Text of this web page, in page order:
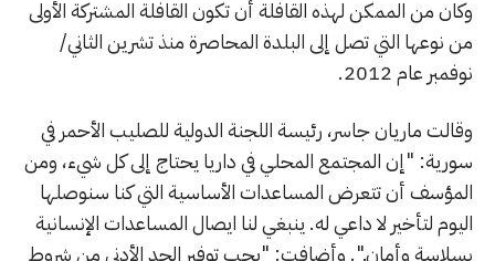
وكان من الممكن لهذه القافلة أن تكون القافلة المشتركة الأولى
من نوعها التي تصل إلى البلدة المحاصرة منذ تشرين الثاني/
نوفمبر عام 2012.
وقالت ماريان جاسر، رئيسة اللجنة الدولية للصليب الأحمر في
سورية: "إن المجتمع المحلي في داريا يحتاج إلى كل شيء، ومن
المؤسف أن تتعرض المساعدات الأساسية التي كنا سنوصلها
اليوم لتأخير لا داعي له. ينبغي لنا ايصال المساعدات الإنسانية
بسلاسة وأمان.". وأضافت: "يجب توفير الحد الأدنى من شروط